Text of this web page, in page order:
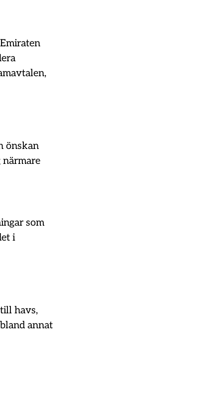
önskan
närmare
som
i
havs,
annat